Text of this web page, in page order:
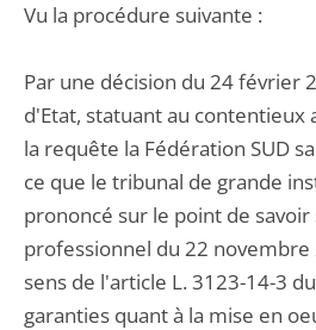
Vu la procédure suivante :
Par une décision du 24 février
d'Etat, statuant au contentieux
la requête la Fédération SUD
ce que le tribunal de grande
prononcé sur le point de savoir
professionnel du 22
sens de l'article L. 3123-14-3
garanties quant à la mise en